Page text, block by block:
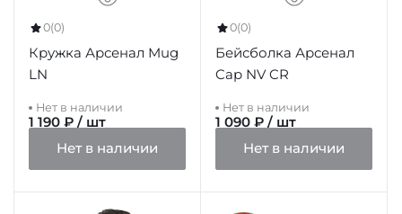
0(0)
Кружка Арсенал Mug
LN
Нет в наличии
1 190 ₽ / шт
Нет в наличии
0(0)
Бейсболка Арсенал
Cap NV CR
Нет в наличии
1 090 ₽ / шт
Нет в наличии